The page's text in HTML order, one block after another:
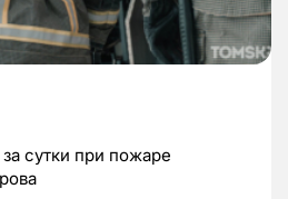
сутки при пожаре